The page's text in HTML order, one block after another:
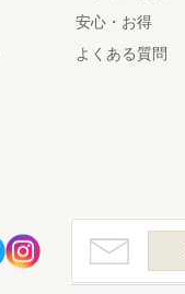
安心・お得
よくある質問